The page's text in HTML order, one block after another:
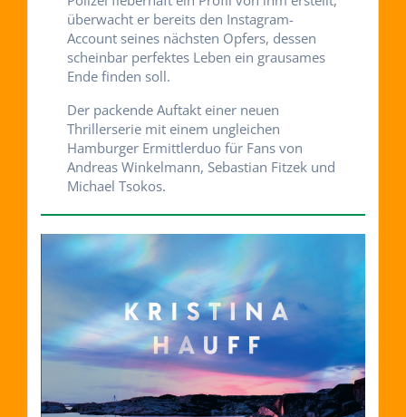
überwacht er bereits den Instagram-
Account seines nächsten Opfers, dessen
scheinbar perfektes Leben ein grausames
Ende finden soll.
Der packende Auftakt einer neuen
Thrillerserie mit einem ungleichen
Hamburger Ermittlerduo für Fans von
Andreas Winkelmann, Sebastian Fitzek und
Michael Tsokos.